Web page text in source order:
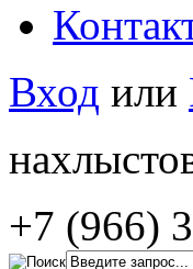
Вход или
+7 (966)